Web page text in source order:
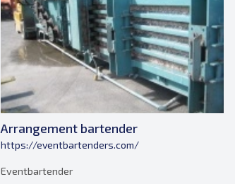
Arrangement bartender
https://eventbartenders.com/
Eventbartender